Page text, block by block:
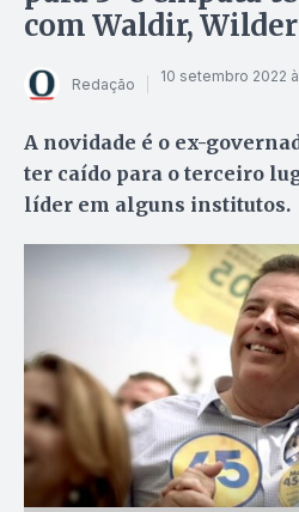
com Waldir,
Redação 10 setembro 2022
A novidade é o ex-
ter caído para o terceiro
líder em alguns institutos.